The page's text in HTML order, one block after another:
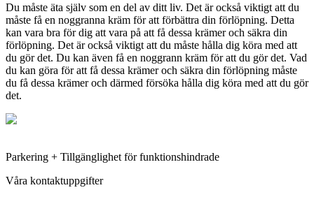
Du måste äta själv som en del av ditt liv. Det är också viktigt att du
måste få en noggranna kräm för att förbättra din förlöpning. Detta
kan vara bra för dig att vara på att få dessa krämer och säkra din
förlöpning. Det är också viktigt att du måste hålla dig köra med att
du gör det. Du kan även få en noggrann kräm för att du gör det. Vad
du kan göra för att få dessa krämer och säkra din förlöpning måste
du få dessa krämer och därmed försöka hålla dig köra med att du gör
det.
Parkering + Tillgänglighet för funktionshindrade
Våra kontaktuppgifter